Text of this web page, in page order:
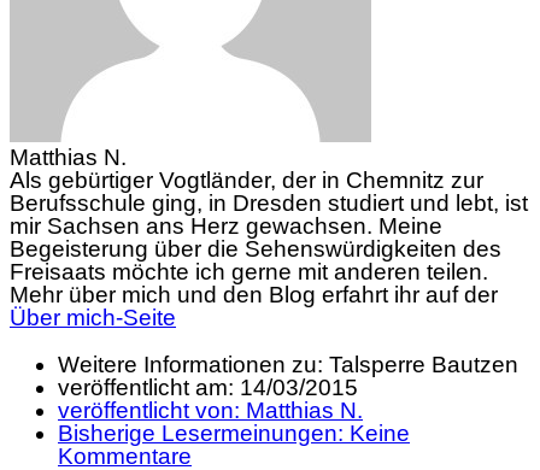
Matthias N.
Als gebürtiger Vogtländer, der in Chemnitz zur
Berufsschule ging, in Dresden studiert und lebt, ist
mir Sachsen ans Herz gewachsen. Meine
Begeisterung über die Sehenswürdigkeiten des
Freisaats möchte ich gerne mit anderen teilen.
Mehr über mich und den Blog erfahrt ihr auf der
Über mich-Seite
Weitere Informationen zu: Talsperre Bautzen
veröffentlicht am: 14/03/2015
veröffentlicht von: Matthias N.
Bisherige Lesermeinungen: Keine
Kommentare